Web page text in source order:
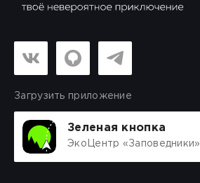
Загрузить приложение
Зеленая кнопка
ЭкоЦентр «Заповедники»